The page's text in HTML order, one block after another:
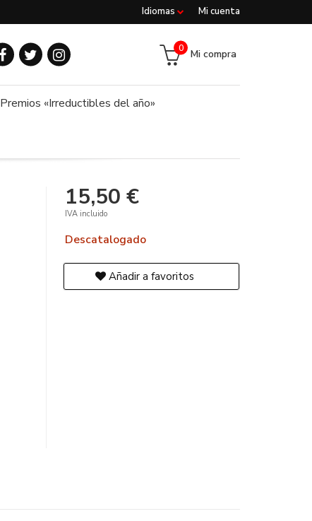
Mi cuenta
Idiomas
Mi compra
0
Premios «Irreductibles del año»
15,50 €
IVA incluido
Descatalogado
Añadir a favoritos